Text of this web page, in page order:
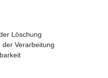
Löschung
Verarbeitung